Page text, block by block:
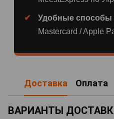
Удобные способы
Mastercard / Apple
Доставка Оплата
ВАРИАНТЫ